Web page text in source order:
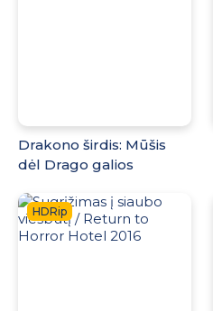
Drakono širdis: Mūšis
dėl Drago galios
HDRip